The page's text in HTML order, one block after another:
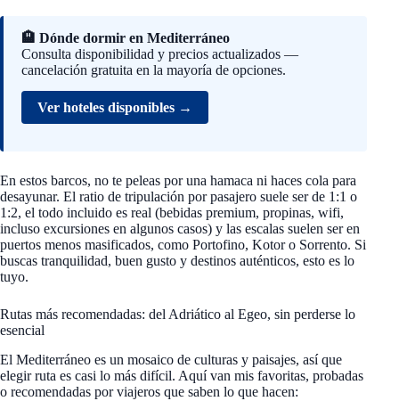
🏨 Dónde dormir en Mediterráneo
Consulta disponibilidad y precios actualizados —
cancelación gratuita en la mayoría de opciones.
Ver hoteles disponibles →
En estos barcos, no te peleas por una hamaca ni haces cola para
desayunar. El ratio de tripulación por pasajero suele ser de 1:1 o
1:2, el todo incluido es real (bebidas premium, propinas, wifi,
incluso excursiones en algunos casos) y las escalas suelen ser en
puertos menos masificados, como Portofino, Kotor o Sorrento. Si
buscas tranquilidad, buen gusto y destinos auténticos, esto es lo
tuyo.
Rutas más recomendadas: del Adriático al Egeo, sin perderse lo
esencial
El Mediterráneo es un mosaico de culturas y paisajes, así que
elegir ruta es casi lo más difícil. Aquí van mis favoritas, probadas
o recomendadas por viajeros que saben lo que hacen: